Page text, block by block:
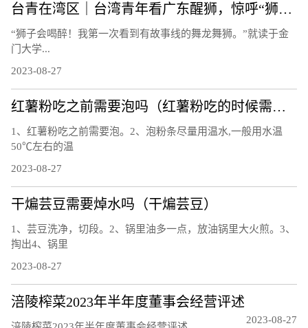
台青在湾区｜台湾青年看广东醒狮，惊呼“狮子会喝醉！”
“狮子会喝醉！我第一次看到有故事线的舞龙舞狮。”就读于金
门大学...
2023-08-27
红薯粉吃之前需要泡吗（红薯粉吃的时候需要泡吗）
1、红薯粉吃之前需要泡。2、泡粉条尽量用温水,一般用水温
50℃左右的温
2023-08-27
干煸芸豆需要焯水吗（干煸芸豆）
1、芸豆洗净，切段。2、锅里油多一点，放油锅里大火煎。3、
掏出4、锅里
2023-08-27
涪陵榨菜2023年半年度董事会经营评述
2023-08-27